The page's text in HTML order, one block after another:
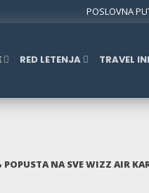
POSLOVNA
RED LETENJA TRAVEL
POPUSTA NA SVE WIZZ AIR